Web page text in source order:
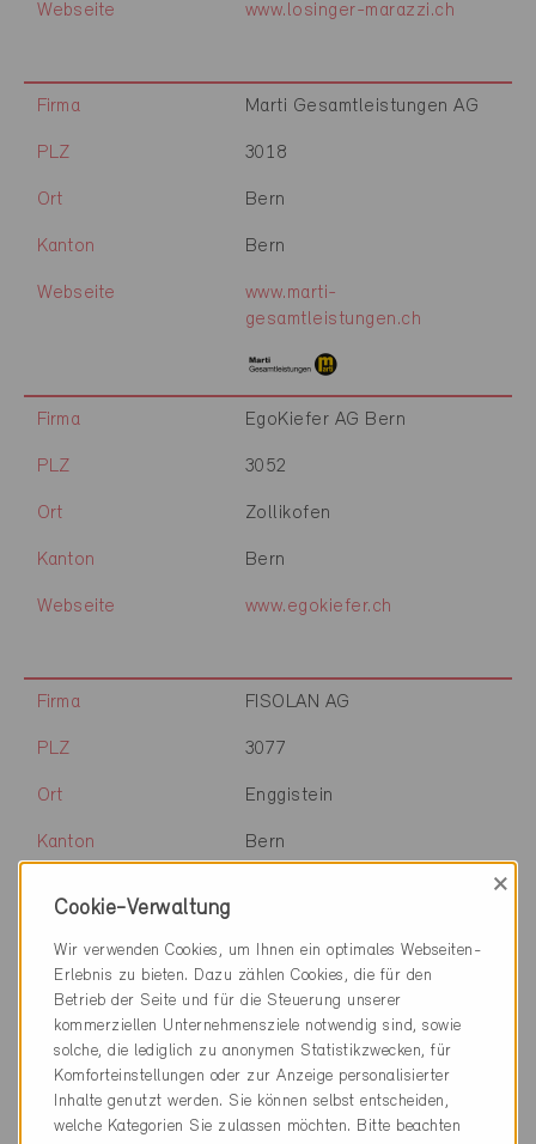
Webseite www.losinger-marazzi.ch
Firma Marti Gesamtleistungen AG
PLZ 3018
Ort Bern
Kanton Bern
Webseite
www.marti-
gesamtleistungen.ch
Firma EgoKiefer AG Bern
PLZ 3052
Ort Zollikofen
Kanton Bern
Webseite www.egokiefer.ch
Firma FISOLAN AG
PLZ 3077
Ort Enggistein
Kanton Bern
Firma Element Küchen AG
PLZ 3098
Ort Köniz
Kanton Bern
Cookie-Verwaltung
×
Wir verwenden Cookies, um Ihnen ein optimales Webseiten-
Erlebnis zu bieten. Dazu zählen Cookies, die für den
Betrieb der Seite und für die Steuerung unserer
kommerziellen Unternehmensziele notwendig sind, sowie
solche, die lediglich zu anonymen Statistikzwecken, für
Komforteinstellungen oder zur Anzeige personalisierter
Inhalte genutzt werden. Sie können selbst entscheiden,
welche Kategorien Sie zulassen möchten. Bitte beachten